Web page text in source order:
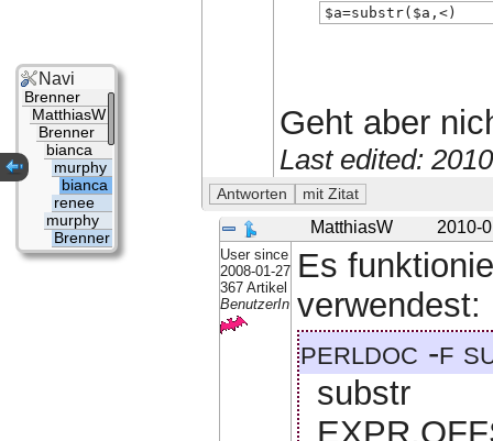
$a=substr($a,<)
Geht aber
Last edited:
MatthiasW 2010-
User since
2008-01-27
367 Artikel
BenutzerIn
Es
verwendest:
perldoc -f
substr
Navi
Brenner
MatthiasW
Brenner
bianca
murphy
bianca
renee
murphy
Brenner